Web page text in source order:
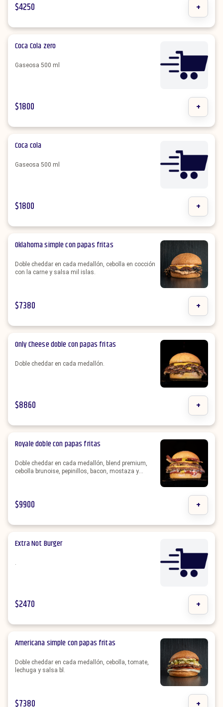
$4250 +
Coca Cola zero
Gaseosa 500 ml
$1800 +
Coca cola
Gaseosa 500 ml
$1800 +
Oklahoma simple con papas fritas
Doble cheddar en cada medallón, cebolla en cocción
con la carne y salsa mil islas.
$7380 +
Only Cheese doble con papas fritas
Doble cheddar en cada medallón.
$8860 +
Royale doble con papas fritas
Doble cheddar en cada medallón, blend premium,
cebolla brunoise, pepinillos, bacon, mostaza y
$9900 +
Extra Not Burger
.
$2470 +
Americana simple con papas fritas
Doble cheddar en cada medallón, cebolla, tomate,
lechuga y salsa bl.
$7380 +